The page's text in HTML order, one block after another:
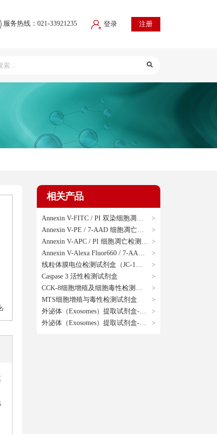
服务热线：021-33921235 登录 注册
相关产品
Caspase 3 活性检测试剂盒
MTS细胞增殖与毒性检测试剂盒